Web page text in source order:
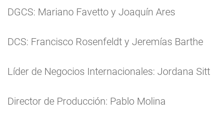
DGCS: Mariano Favetto y Joaquín Ares
DCS: Francisco Rosenfeldt y Jeremías Barthe
Líder de Negocios Internacionales: Jordana Sitt
Director de Producción: Pablo Molina